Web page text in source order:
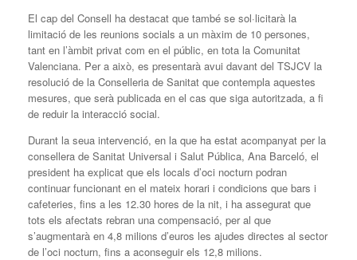
El cap del Consell ha destacat que també se sol·licitarà la
limitació de les reunions socials a un màxim de 10 persones,
tant en l’àmbit privat com en el públic, en tota la Comunitat
Valenciana. Per a això, es presentarà avui davant del TSJCV la
resolució de la Conselleria de Sanitat que contempla aquestes
mesures, que serà publicada en el cas que siga autoritzada, a fi
de reduir la interacció social.
Durant la seua intervenció, en la que ha estat acompanyat per la
consellera de Sanitat Universal i Salut Pública, Ana Barceló, el
president ha explicat que els locals d’oci nocturn podran
continuar funcionant en el mateix horari i condicions que bars i
cafeteries, fins a les 12.30 hores de la nit, i ha assegurat que
tots els afectats rebran una compensació, per al que
s’augmentarà en 4,8 milions d’euros les ajudes directes al sector
de l’oci nocturn, fins a aconseguir els 12,8 milions.